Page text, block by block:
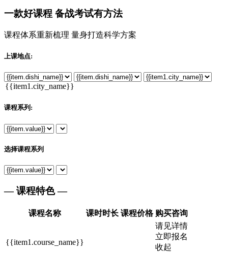
一款好课程 备战考试有方法
课程体系重新梳理 量身打造科学方案
上课地点:
课程系列:
选择课程系列
— 课程特色 —
课程名称 课时时长 课程价格 购买咨询
{{item1.course_name}}
请见详情
立即报名
收起